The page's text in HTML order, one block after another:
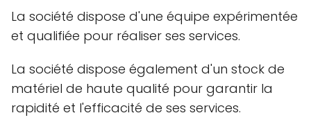
La société dispose d'une équipe expérimentée
et qualifiée pour réaliser ses services.
La société dispose également d'un stock de
matériel de haute qualité pour garantir la
rapidité et l'efficacité de ses services.